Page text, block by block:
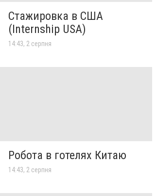
Стажировка в США
(Internship USA)
14:43, 2 серпня
Робота в готелях Китаю
14:43, 2 серпня